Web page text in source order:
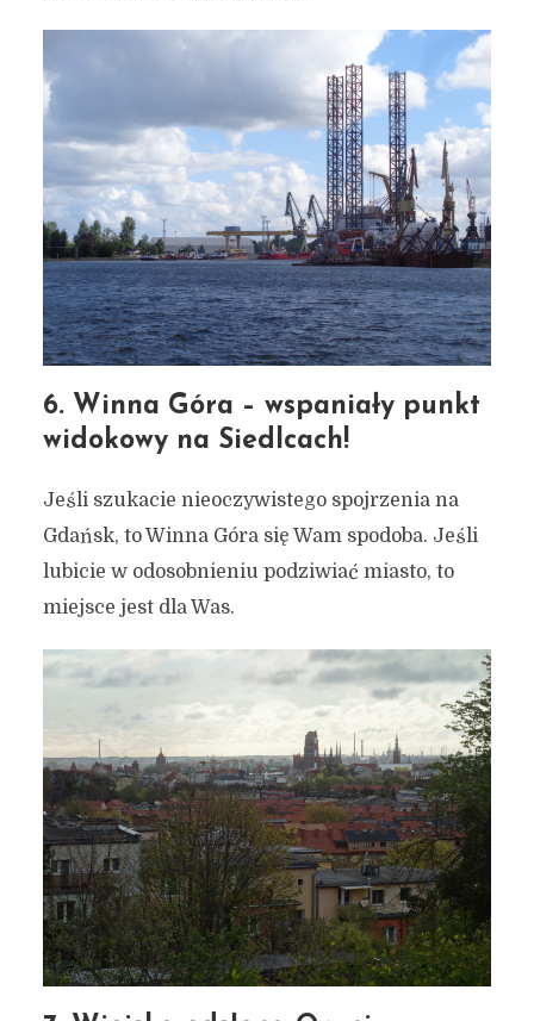
Autor:
6. Winna Góra – wspaniały punkt
widokowy na Siedlcach!
Jeśli szukacie nieoczywistego spojrzenia na
Gdańsk, to Winna Góra się Wam spodoba. Jeśli
lubicie w odosobnieniu podziwiać miasto, to
miejsce jest dla Was.